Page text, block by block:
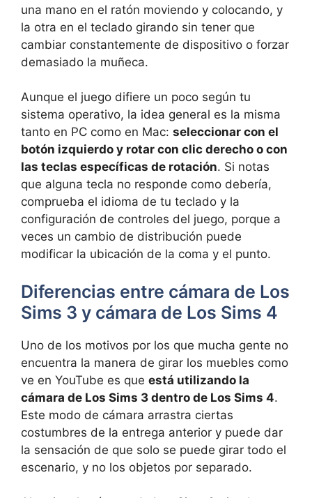
una mano en el ratón moviendo y colocando, y
la otra en el teclado girando sin tener que
cambiar constantemente de dispositivo o forzar
demasiado la muñeca.
Aunque el juego difiere un poco según tu
sistema operativo, la idea general es la misma
tanto en PC como en Mac: seleccionar con el
botón izquierdo y rotar con clic derecho o con
las teclas específicas de rotación. Si notas
que alguna tecla no responde como debería,
comprueba el idioma de tu teclado y la
configuración de controles del juego, porque a
veces un cambio de distribución puede
modificar la ubicación de la coma y el punto.
Diferencias entre cámara de Los
Sims 3 y cámara de Los Sims 4
Uno de los motivos por los que mucha gente no
encuentra la manera de girar los muebles como
ve en YouTube es que está utilizando la
cámara de Los Sims 3 dentro de Los Sims 4.
Este modo de cámara arrastra ciertas
costumbres de la entrega anterior y puede dar
la sensación de que solo se puede girar todo el
escenario, y no los objetos por separado.